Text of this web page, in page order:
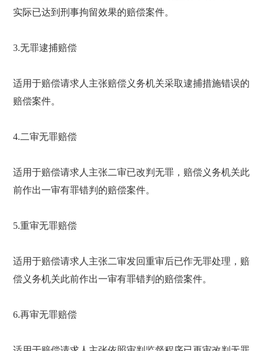
实际已达到刑事拘留效果的赔偿案件。
3.无罪逮捕赔偿
适用于赔偿请求人主张赔偿义务机关采取逮捕措施错误的
赔偿案件。
4.二审无罪赔偿
适用于赔偿请求人主张二审已改判无罪，赔偿义务机关此
前作出一审有罪错判的赔偿案件。
5.重审无罪赔偿
适用于赔偿请求人主张二审发回重审后已作无罪处理，赔
偿义务机关此前作出一审有罪错判的赔偿案件。
6.再审无罪赔偿